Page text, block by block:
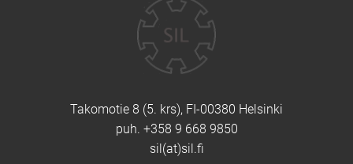
Takomotie 8 (5. krs), FI-00380 Helsinki
puh. +358 9 668 9850
sil(at)sil.fi